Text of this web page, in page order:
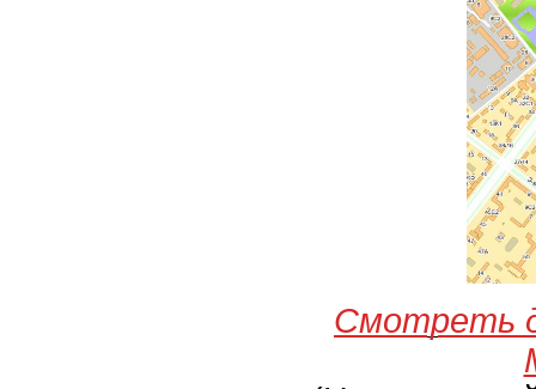
Смотреть